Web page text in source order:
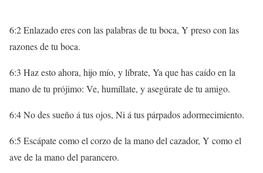
6:2 Enlazado eres con las palabras de tu boca, Y preso con las
razones de tu boca.
6:3 Haz esto ahora, hijo mío, y líbrate, Ya que has caído en la
mano de tu prójimo: Ve, humíllate, y asegúrate de tu amigo.
6:4 No des sueño á tus ojos, Ni á tus párpados adormecimiento.
6:5 Escápate como el corzo de la mano del cazador, Y como el
ave de la mano del parancero.